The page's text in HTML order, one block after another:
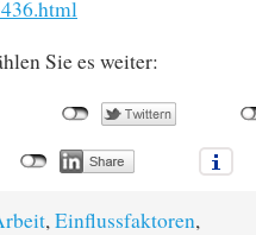
Sie es weiter:
,Einflussfaktoren,